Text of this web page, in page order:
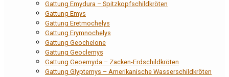
Gattung Emydura – Spitzkopfschildkröten
Gattung Emys
Gattung Eretmochelys
Gattung Erymnochelys
Gattung Geochelone
Gattung Geoclemys
Gattung Geoemyda – Zacken-Erdschildkröten
Gattung Glyptemys – Amerikanische Wasserschildkröten